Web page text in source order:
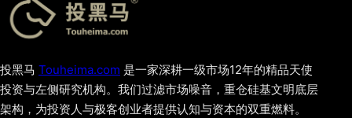
投黑马 Touheima.com 是一家深耕一级市场12年的精品天使
投资与左侧研究机构。我们过滤市场噪音，重仓硅基文明底层
架构，为投资人与极客创业者提供认知与资本的双重燃料。